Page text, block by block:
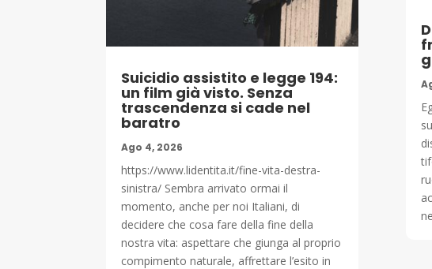
Suicidio assistito e legge 194:
un film già visto. Senza
trascendenza si cade nel
baratro
Ago 4, 2026
https://www.lidentita.it/fine-vita-destra-
sinistra/ Sembra arrivato ormai il
momento, anche per noi Italiani, di
decidere che cosa fare della fine della
nostra vita: aspettare che giunga al proprio
compimento naturale, affrettare l’esito in